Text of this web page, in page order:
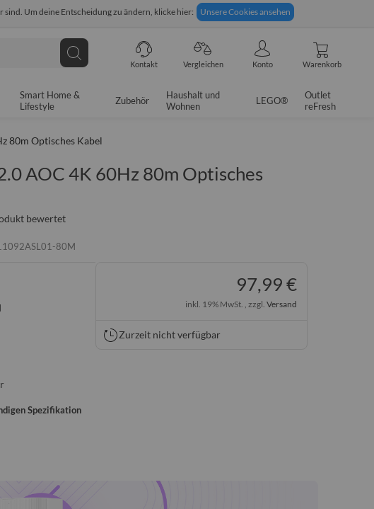
Um deine Entscheidung zu ändern, klicke hier: Unsere Cookies ansehen
14-tägiges Rückgaberecht Technische Unterstützung
Suche
Kontakt Vergleichen Konto Warenkorb
Smart Home &
Lifestyle
Zubehör
Haushalt und
Wohnen
LEGO®
Outlet
reFresh
80m Optisches Kabel
AOC 4K 60Hz 80m Optisches
80M
bewertet
Spezifikation
97,99 €
inkl. 19% MwSt. , zzgl. Versand
Zurzeit nicht verfügbar